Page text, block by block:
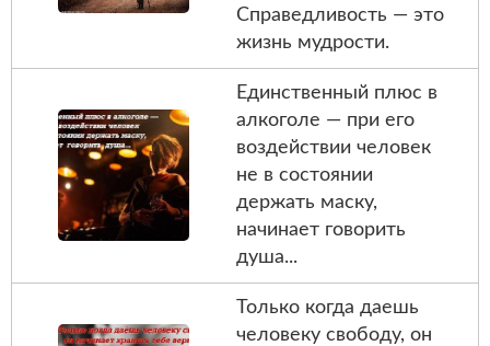
Справедливость — это
жизнь мудрости.
Единственный плюс в
алкоголе — при его
воздействии человек
не в состоянии
держать маску,
начинает говорить
душа...
Только когда даешь
человеку свободу, он